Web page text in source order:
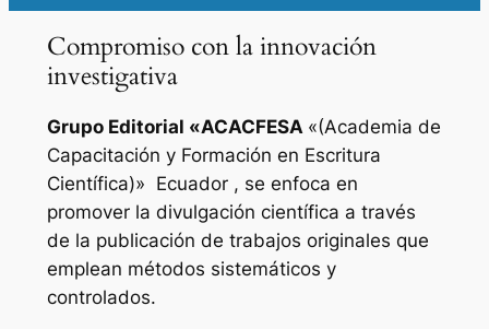
Compromiso con la innovación
investigativa
Grupo Editorial «ACACFESA «(Academia de
Capacitación y Formación en Escritura
Científica)» Ecuador , se enfoca en
promover la divulgación científica a través
de la publicación de trabajos originales que
emplean métodos sistemáticos y
controlados.